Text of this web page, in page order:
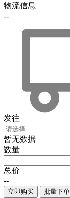
物流信息
--
发往
暂无数据
数量
总价
--
立即购买 批量下单